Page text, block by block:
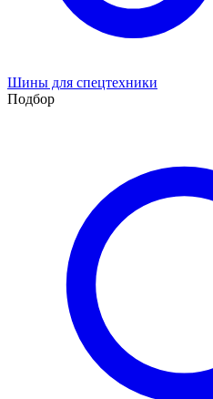
Шины для спецтехники
Подбор